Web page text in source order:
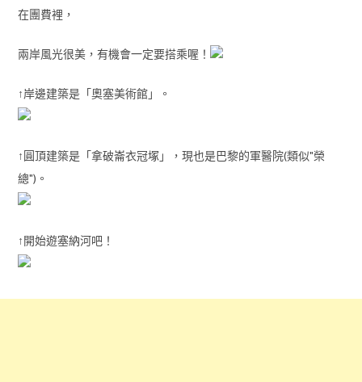
在團費裡，
兩岸風光很美，有機會一定要搭乘喔！
↑岸邊建築是「奧塞美術館」。
↑圓頂建築是「拿破崙衣冠塚」，現也是巴黎的軍醫院(類似"榮
總")。
↑開始遊塞納河吧！